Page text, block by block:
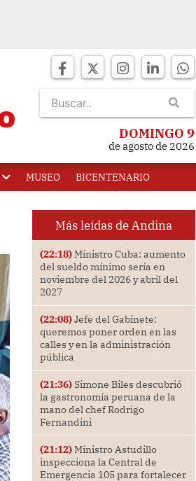
DOMINGO 9
de agosto de 2026
MUSEO BICENTENARIO
Más leídas de Andina
(22:18)Ministro Cuba: aumento
del sueldo mínimo sería en
noviembre del 2026 y abril del
2027
(22:08)Jefe del Gabinete:
queremos poner orden en las
calles y en la administración
pública
(21:36)Simone Biles descubrió
la gastronomía peruana de la
mano del chef Rodrigo
Fernandini
(21:12)Ministro Astudillo
inspecciona la Central de
Emergencia 105 para fortalecer